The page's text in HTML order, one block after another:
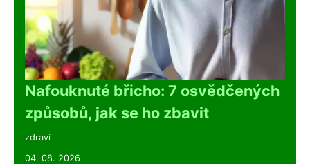
Nafouknuté břicho: 7 osvědčených
způsobů, jak se ho zbavit
zdraví
04. 08. 2026